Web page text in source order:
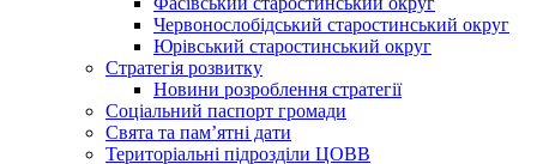
Червонослобідський старостинський округ
Юрівський старостинський округ
Стратегія розвитку
Новини розроблення стратегії
Соціальний паспорт громади
Свята та пам’ятні дати
Територіальні підрозділи ЦОВВ